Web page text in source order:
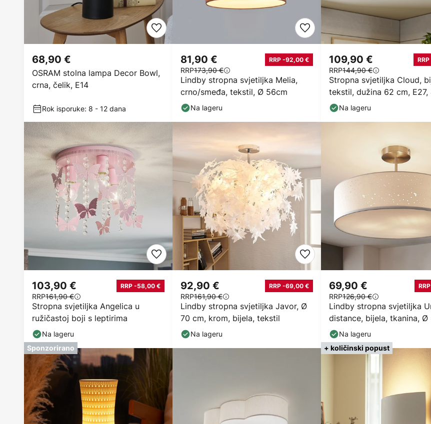
OSRAM stolna lampa Decor Bowl,
crna, čelik, E14
68,90 €
Rok isporuke: 8 - 12 dana
Lindby stropna svjetiljka Melia,
crno/smeđa, tekstil, Ø 56cm
81,90 € RRP -92,00 €
RRP173,90 €
Na lageru
Stropna svjetiljka Cloud,
tekstil, dužina 62 cm, E27,
žarulje.
109,90 €
RRP144,90 €
Na lageru
Stropna svjetiljka Angelica u
ružičastoj boji s leptirima
103,90 € RRP -58,00 €
RRP161,90 €
Na lageru
Lindby stropna svjetiljka Javor, Ø
70 cm, krom, bijela, tekstil
92,90 € RRP -69,00 €
RRP161,90 €
Na lageru
Lindby stropna svjetiljka
distance, bijela, tkanina, Ø
E27
69,90 €
RRP126,90 €
Na lageru
Sponzorirano + količinski popust